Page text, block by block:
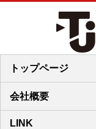
トップページ
会社概要
LINK